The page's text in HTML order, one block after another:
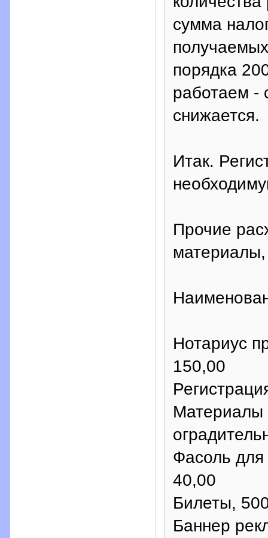
сумма
порядка
работаем -
снижается.
Итак.
Прочие
Нотариус
150,00
Материалы
Фасоль для
40,00
Билеты,
Баннер